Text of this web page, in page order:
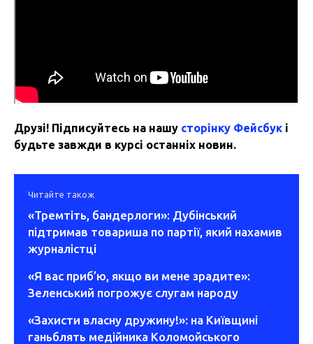
Друзі! Підписуйтесь на нашу сторінку Фейсбук і
будьте завжди в курсі останніх новин.
Читайте також
«Тремтіть, бандерлоги»: Дубінський
підтримав товариша по партії, який нахамив
журналістці
«Я вас приб’ю, якщо ви мене зрадите»:
Зеленський погрожує слугам народу
«Захисти власну дружину!»: на Київщині
ганьблять медійника Коломойського